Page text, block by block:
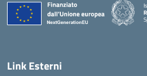
Link Esterni